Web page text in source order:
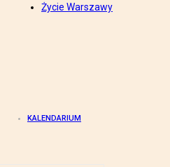
Życie Warszawy
KALENDARIUM